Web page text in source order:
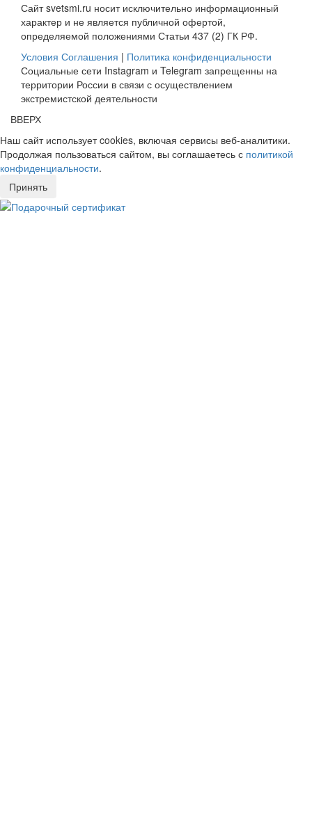
Сайт svetsmi.ru носит исключительно информационный
характер и не является публичной офертой,
определяемой положениями Статьи 437 (2) ГК РФ.
Условия Соглашения | Политика конфиденциальности
Социальные сети Instagram и Telegram запрещенны на
территории России в связи с осуществлением
экстремистской деятельности
ВВЕРХ
Наш сайт использует cookies, включая сервисы веб-аналитики.
Продолжая пользоваться сайтом, вы соглашаетесь с политикой
конфиденциальности.
Принять